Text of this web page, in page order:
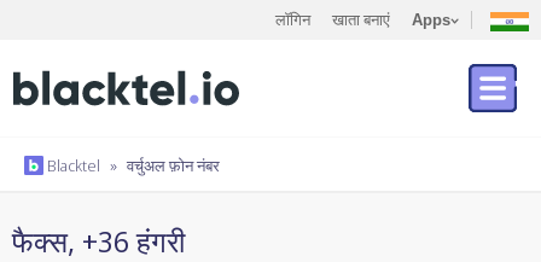
लॉगिन खाता बनाएं Apps
Blacktel » वर्चुअल फ़ोन नंबर
फैक्स, +36 हंगरी